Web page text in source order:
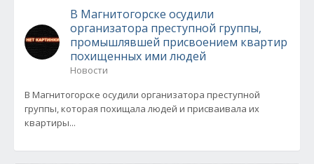
В Магнитогорске осудили
организатора преступной группы,
промышлявшей присвоением квартир
похищенных ими людей
Новости
В Магнитогорске осудили организатора преступной
группы, которая похищала людей и присваивала их
квартиры...